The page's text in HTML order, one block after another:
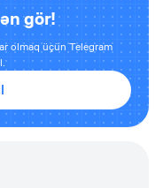
gör!
olmaq üçün Telegram